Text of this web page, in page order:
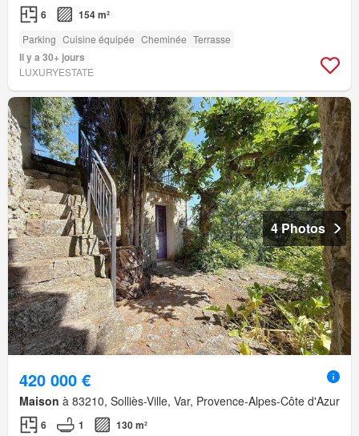
6 154 m²
Parking Cuisine équipée Cheminée Terrasse
Il y a 30+ jours
LUXURYESTATE
4 Photos
420 000 €
Maison à 83210, Solliès-Ville, Var, Provence-Alpes-Côte d'Azur
6 1 130 m²